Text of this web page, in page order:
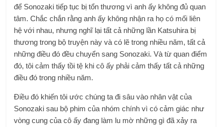
để Sonozaki tiếp tục bị tổn thương vì anh ấy không đủ quan
tâm. Chắc chắn rằng anh ấy không nhận ra họ có mối liên
hệ với nhau, nhưng nghĩ lại tất cả những lần Katsuhira bị
thương trong bộ truyện này và có lẽ trong nhiều năm, tất cả
những điều đó đều chuyển sang Sonozaki. Và từ quan điểm
đó, tôi cảm thấy tồi tệ khi cô ấy phải cảm thấy tất cả những
điều đó trong nhiều năm.
Điều đó khiến tôi ước chúng ta đi sâu vào nhân vật của
Sonozaki sau bộ phim của nhóm chính vì có cảm giác như
vòng cung của cô ấy đang làm lu mờ những gì đã xảy ra